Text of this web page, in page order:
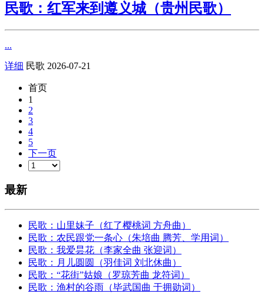
民歌：红军来到遵义城（贵州民歌）
...
详细 民歌 2026-07-21
首页
1
2
3
4
5
下一页
最新
民歌：山里妹子（红了樱桃词 方舟曲）
民歌：农民跟党一条心（朱培曲 腾芳、学用词）
民歌：我爱昙花（李家全曲 张迎词）
民歌：月儿圆圆（羽佳词 刘北休曲）
民歌：“花街”姑娘（罗琼芳曲 龙符词）
民歌：渔村的谷雨（毕武国曲 于拥勋词）